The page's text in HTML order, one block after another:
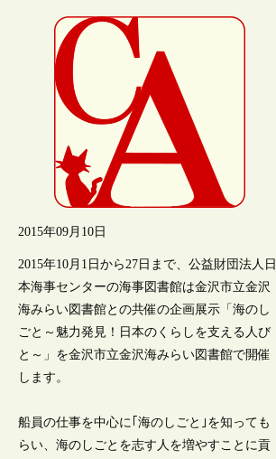
2015年09月10日
2015年10月1日から27日まで、公益財団法人日
本海事センターの海事図書館は金沢市立金沢
海みらい図書館との共催の企画展示「海のし
ごと～魅力発見！日本のくらしを支える人び
と～」を金沢市立金沢海みらい図書館で開催
します。
船員の仕事を中心に｢海のしごと｣を知っても
らい、海のしごとを志す人を増やすことに貢